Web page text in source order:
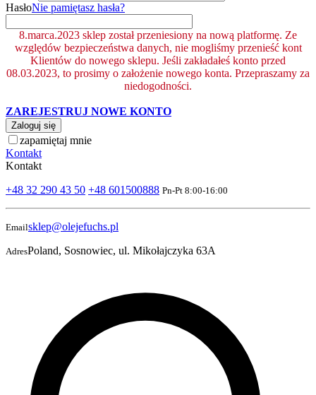
HasłoNie pamiętasz hasła?
8.marca.2023 sklep został przeniesiony na nową platformę. Ze
względów bezpieczeństwa danych, nie mogliśmy przenieść kont
Klientów do nowego sklepu. Jeśli zakładałeś konto przed
08.03.2023, to prosimy o założenie nowego konta. Przepraszamy za
niedogodności.
ZAREJESTRUJ NOWE KONTO
Zaloguj się
zapamiętaj mnie
Kontakt
Kontakt
+48 32 290 43 50 +48 601500888 Pn-Pt 8:00-16:00
Emailsklep@olejefuchs.pl
AdresPoland, Sosnowiec, ul. Mikołajczyka 63A